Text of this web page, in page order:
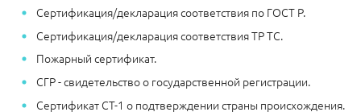
Сертификация/декларация соответствия по ГОСТ Р.
Сертификация/декларация соответствия ТР ТС.
Пожарный сертификат.
СГР - свидетельство о государственной регистрации.
Сертификат СТ-1 о подтверждении страны происхождения.